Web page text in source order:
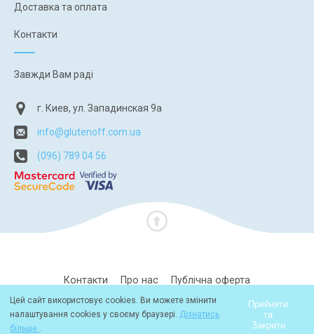
Доставка та оплата
Контакти
Завжди Вам раді
г. Киев, ул. Западинская 9а
info@glutenoff.com.ua
(096) 789 04 56
Контакти Про нас Публічна оферта
Політика конфіденційності
Цей сайт використовує cookies. Ви можете змінити
налаштування cookies у своєму браузері. Дізнатись
більше .
Прийняти
та
Закрити